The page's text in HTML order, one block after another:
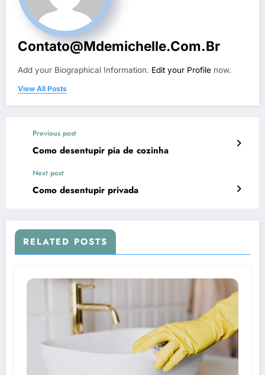
Contato@mdemichelle.com.br
Add your Biographical Information. Edit your Profile now.
View All Posts
Previous post
Como desentupir pia de cozinha
Next post
Como desentupir privada
RELATED POSTS